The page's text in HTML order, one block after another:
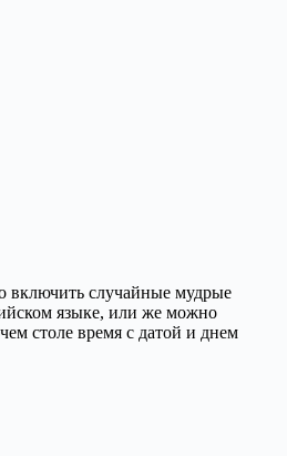
включить случайные мудрые
языке, или же можно
столе время с датой и днем